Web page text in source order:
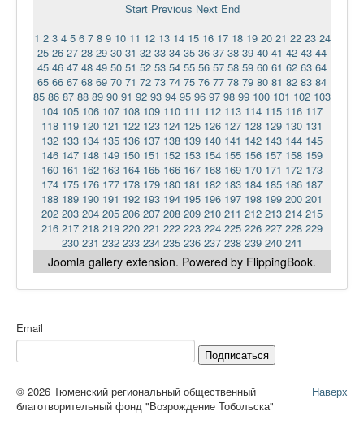
Сайт проекта Достоевский
Ермаковополе.рф
Start Previous Next End
1 2 3 4 5 6 7 8 9 10 11 12 13 14 15 16 17 18 19 20 21 22 23 24
25 26 27 28 29 30 31 32 33 34 35 36 37 38 39 40 41 42 43 44
45 46 47 48 49 50 51 52 53 54 55 56 57 58 59 60 61 62 63 64
65 66 67 68 69 70 71 72 73 74 75 76 77 78 79 80 81 82 83 84
85 86 87 88 89 90 91 92 93 94 95 96 97 98 99 100 101 102 103
104 105 106 107 108 109 110 111 112 113 114 115 116 117
118 119 120 121 122 123 124 125 126 127 128 129 130 131
132 133 134 135 136 137 138 139 140 141 142 143 144 145
146 147 148 149 150 151 152 153 154 155 156 157 158 159
160 161 162 163 164 165 166 167 168 169 170 171 172 173
174 175 176 177 178 179 180 181 182 183 184 185 186 187
188 189 190 191 192 193 194 195 196 197 198 199 200 201
202 203 204 205 206 207 208 209 210 211 212 213 214 215
216 217 218 219 220 221 222 223 224 225 226 227 228 229
230 231 232 233 234 235 236 237 238 239 240 241
Joomla gallery extension. Powered by FlippingBook.
Email
Подписаться
Наверх
© 2026 Тюменский региональный общественный
благотворительный фонд "Возрождение Тобольска"